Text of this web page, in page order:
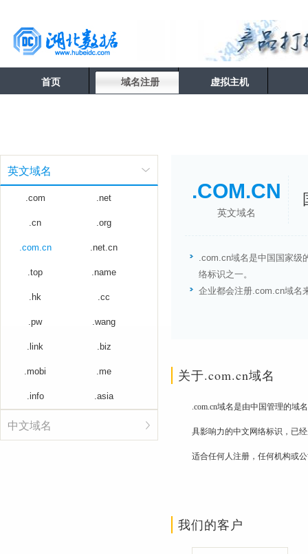
首页 域名注册 虚拟主机
英文域名
.com .net
.cn .org
.com.cn .net.cn
.top .name
.hk .cc
.pw .wang
.link .biz
.mobi .me
.info .asia
中文域名
.COM.CN
英文域名
.com.cn域名是中国国家级
络标识之一。
企业都会注册.com.cn域名
关于.com.cn域名
.com.cn域名是由中国管理的域
具影响力的中文网络标识，已
适合任何人注册，任何机构或
我们的客户